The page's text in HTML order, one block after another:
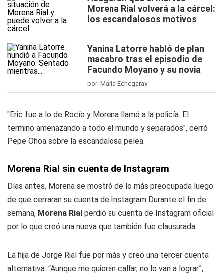
Morena Rial volverá a la cárcel:
los escandalosos motivos
Yanina Latorre habló de plan
macabro tras el episodio de
Facundo Moyano y su novia
por María Echegaray
"Eric fue a lo de Rocío y Morena llamó a la policía. El
terminó amenazando a todo el mundo y separados", cerró
Pepe Ohoa sobre la escandalosa pelea.
Morena Rial sin cuenta de Instagram
Días antes, Morena se mostró de lo más preocupada luego
de que cerraran su cuenta de Instagram Durante el fin de
semana, Morena Rial perdió su cuenta de Instagram oficial
por lo que creó una nueva que también fue clausurada.
La hija de Jorge Rial fue por más y creó una tercer cuenta
alternativa. “Aunque me quieran callar, no lo van a lograr”,